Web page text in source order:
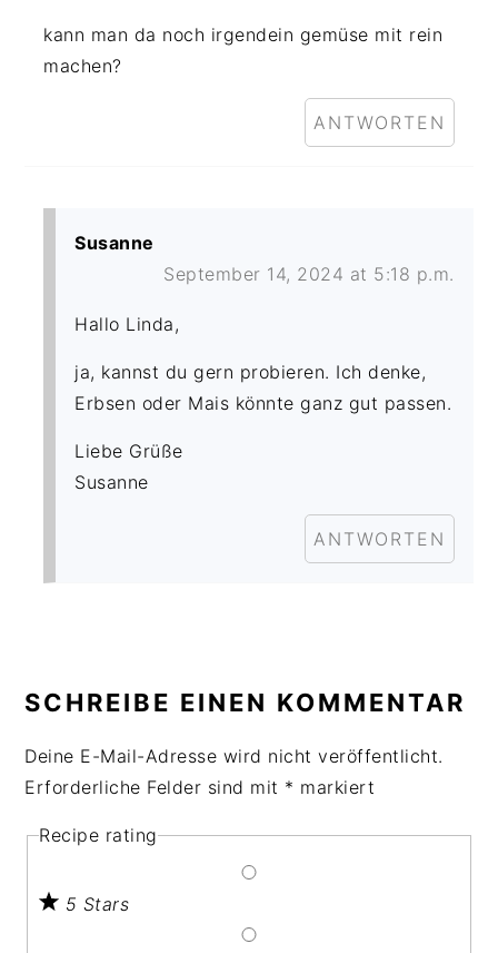
kann man da noch irgendein gemüse mit rein
machen?
ANTWORTEN
Susanne
September 14, 2024 at 5:18 p.m.
Hallo Linda,
ja, kannst du gern probieren. Ich denke,
Erbsen oder Mais könnte ganz gut passen.
Liebe Grüße
Susanne
ANTWORTEN
SCHREIBE EINEN KOMMENTAR
Deine E-Mail-Adresse wird nicht veröffentlicht.
Erforderliche Felder sind mit * markiert
Recipe rating
5 Stars